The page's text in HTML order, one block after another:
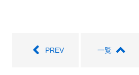
PREV 一覧